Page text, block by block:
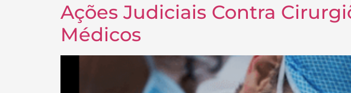
Ações Judiciais Contra
Médicos